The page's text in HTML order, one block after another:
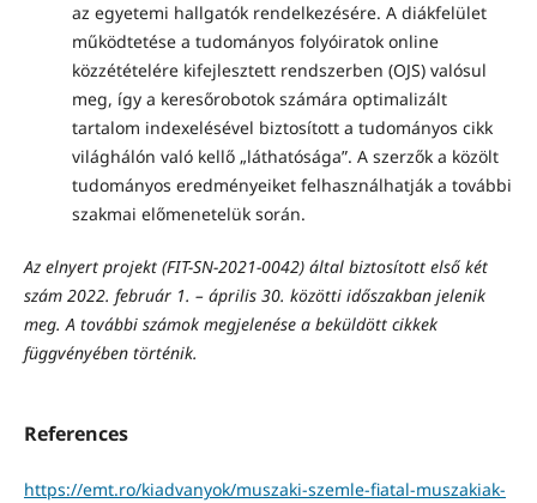
az egyetemi hallgatók rendelkezésére. A diákfelület
működtetése a tudományos folyóiratok online
közzétételére kifejlesztett rendszerben (OJS) valósul
meg, így a keresőrobotok számára optimalizált
tartalom indexelésével biztosított a tudományos cikk
világhálón való kellő „láthatósága”. A szerzők a közölt
tudományos eredményeiket felhasználhatják a további
szakmai előmenetelük során.
Az elnyert projekt (FIT-SN-2021-0042) által biztosított első két
szám 2022. február 1. – április 30. közötti időszakban jelenik
meg. A további számok megjelenése a beküldött cikkek
függvényében történik.
References
https://emt.ro/kiadvanyok/muszaki-szemle-fiatal-muszakiak-